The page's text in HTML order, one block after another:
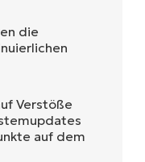
die
Verstöße
auf dem